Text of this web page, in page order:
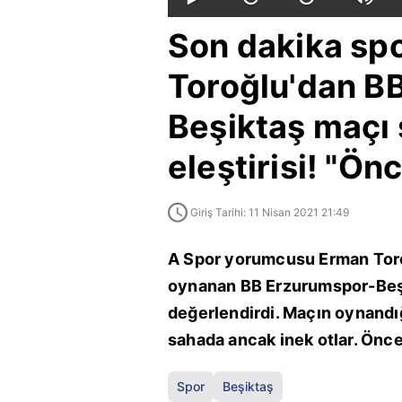
Son dakika
Toroğlu'dan
Beşiktaş maçı
eleştirisi!
Giriş Tarihi: 11 Nisan 2021 21:49
A Spor yorumcusu Erman
oynanan BB Erzurumspor-
değerlendirdi. Maçın
sahada ancak inek otlar.
Spor Beşiktaş